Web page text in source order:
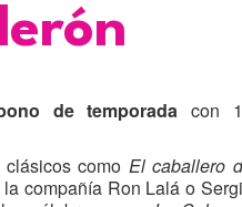
de temporada con
como El caballero
compañía Ron Lalá o